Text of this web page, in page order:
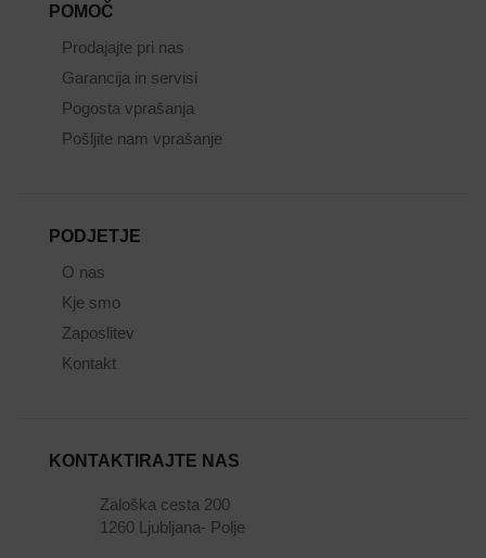
POMOČ
Prodajajte pri nas
Garancija in servisi
Pogosta vprašanja
Pošljite nam vprašanje
PODJETJE
O nas
Kje smo
Zaposlitev
Kontakt
KONTAKTIRAJTE NAS
Zaloška cesta 200
1260 Ljubljana- Polje